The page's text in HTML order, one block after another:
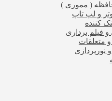
( مموری )
و لپ تاپ
کننده
فیلم برداری
متعلقات
نورپردازی